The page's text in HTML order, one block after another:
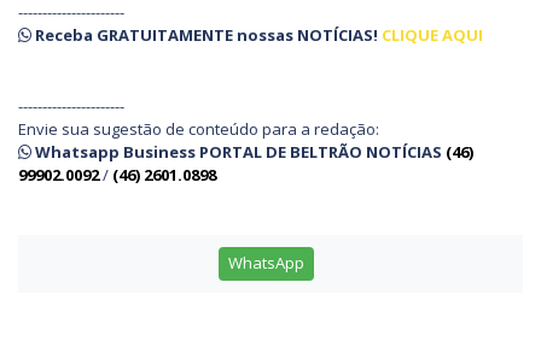
----------------------
Receba GRATUITAMENTE nossas NOTÍCIAS! CLIQUE AQUI
----------------------
Envie sua sugestão de conteúdo para a redação:
Whatsapp Business PORTAL DE BELTRÃO NOTÍCIAS (46)
99902.0092/ (46) 2601.0898
WhatsApp